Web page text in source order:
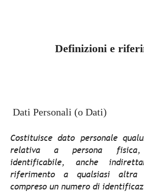
Definizioni e
Dati Personali (o Dati)
Costituisce dato personale
relativa a persona
identificabile, anche
riferimento a qualsiasi altra
compreso un numero di